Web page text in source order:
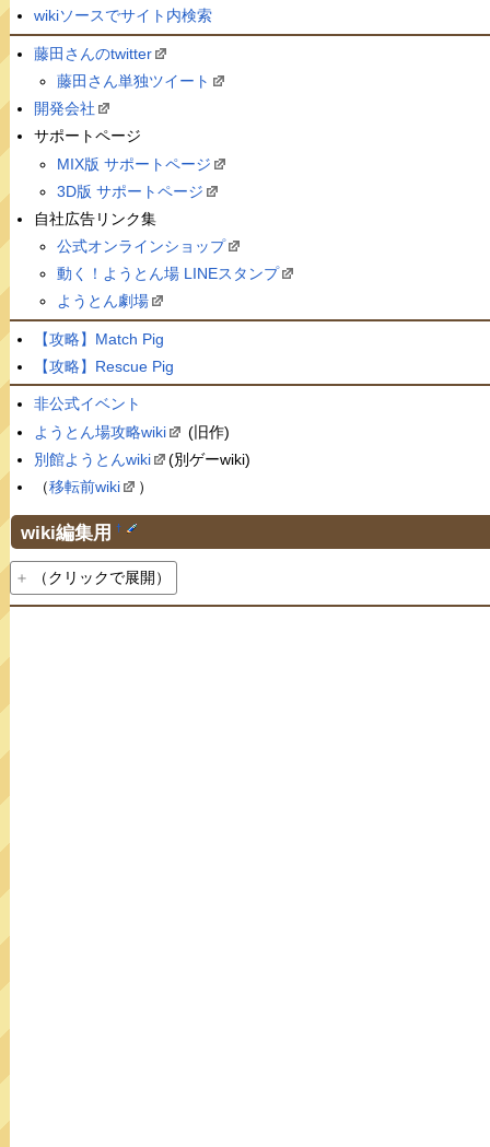
wikiソースでサイト内検索
藤田さんのtwitter
藤田さん単独ツイート
開発会社
サポートページ
MIX版 サポートページ
3D版 サポートページ
自社広告リンク集
公式オンラインショップ
動く！ようとん場 LINEスタンプ
ようとん劇場
【攻略】Match Pig
【攻略】Rescue Pig
非公式イベント
ようとん場攻略wiki
(旧作)
別館ようとんwiki
(別ゲーwiki)
（移転前wiki ）
wiki編集用 †
（クリックで展開）